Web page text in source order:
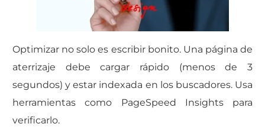
Optimizar no solo es escribir bonito. Una página de
aterrizaje debe cargar rápido (menos de 3
segundos) y estar indexada en los buscadores. Usa
herramientas como PageSpeed Insights para
verificarlo.